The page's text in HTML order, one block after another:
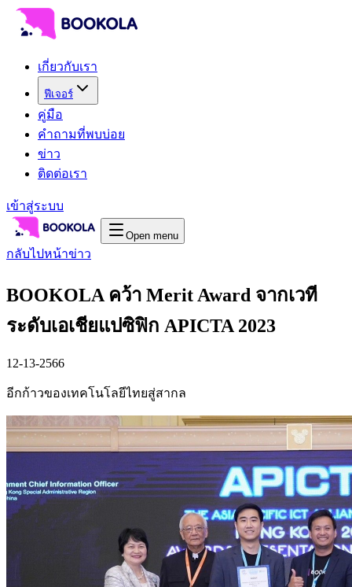
เกี่ยวกับเรา
ฟีเจอร์
คู่มือ
คำถามที่พบบ่อย
ข่าว
ติดต่อเรา
เข้าสู่ระบบ
Open menu
กลับไปหน้าข่าว
BOOKOLA คว้า Merit Award จากเวที
ระดับเอเชียแปซิฟิก APICTA 2023
12-13-2566
อีกก้าวของเทคโนโลยีไทยสู่สากล